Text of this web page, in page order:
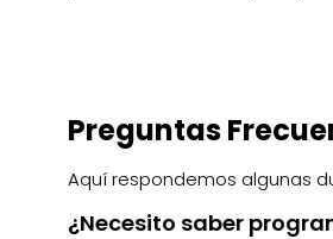
Preguntas
Aquí respondemos algunas
¿Necesito saber